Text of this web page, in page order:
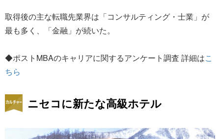
取得後の主な転職先業界は「コンサルティング・士業」が
最も多く、「金融」が続いた。
◆ポストMBAのキャリアに関するアンケート調査 詳細はこ
ちら
ニセコに新たな高級ホテル